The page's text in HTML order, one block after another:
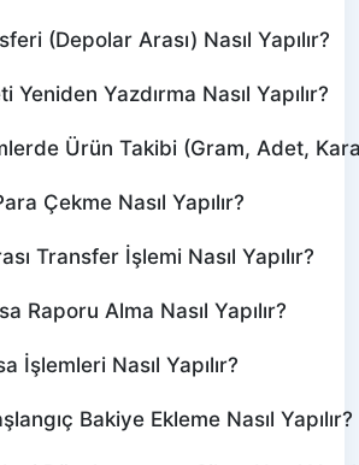
(Depolar Arası) Nasıl Yapılır?
Yeniden Yazdırma Nasıl Yapılır?
Ürün Takibi (Gram, Adet,
Çekme Nasıl Yapılır?
Transfer İşlemi Nasıl Yapılır?
Raporu Alma Nasıl Yapılır?
İşlemleri Nasıl Yapılır?
Bakiye Ekleme Nasıl Yapılır?